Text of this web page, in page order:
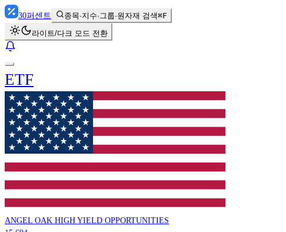
30퍼센트 종목·지수·그룹·원자재 검색⌘F
라이트/다크 모드 전환
ETF
ANGEL OAK HIGH YIELD OPPORTUNITIES